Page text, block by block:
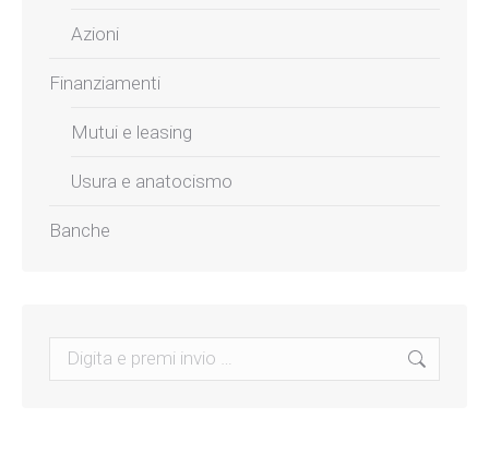
Azioni
Finanziamenti
Mutui e leasing
Usura e anatocismo
Banche
Search: